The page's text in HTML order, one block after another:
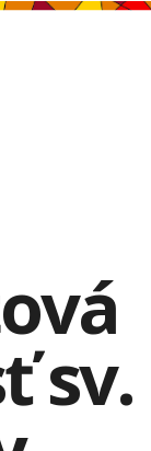
sv.